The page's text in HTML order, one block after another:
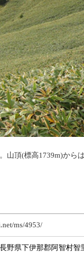
山頂(標高1739m)から
ms/4953/
野県下伊那郡阿智村智